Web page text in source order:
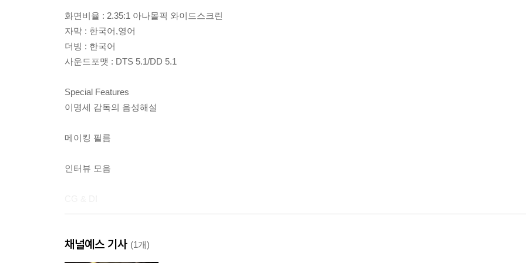
화면비율 : 2.35:1 아나몰픽 와이드스크린
자막 : 한국어,영어
더빙 : 한국어
사운드포맷 : DTS 5.1/DD 5.1
Special Features
이명세 감독의 음성해설
메이킹 필름
인터뷰 모음
뮤직 비디오
채널예스 기사 (1개)